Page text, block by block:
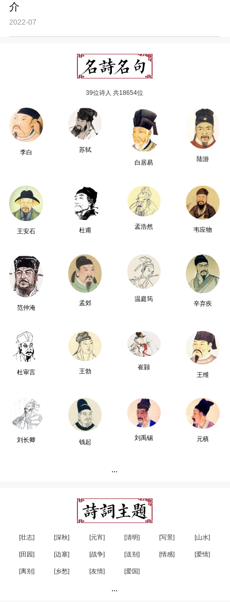
介
2022-07
39位诗人 共18654位
李白
苏轼
白居易
陆游
王安石 杜甫
孟浩然 韦应物
范仲淹
孟郊
温庭筠
辛弃疾
杜审言 王勃
崔颢
王维
刘长卿 钱起
刘禹锡 元稹
...
[壮志] [深秋] [元宵] [清明] [写景] [山水]
[田园] [边塞] [战争] [送别] [情感] [爱情]
[离别] [乡愁] [友情] [爱国]
...